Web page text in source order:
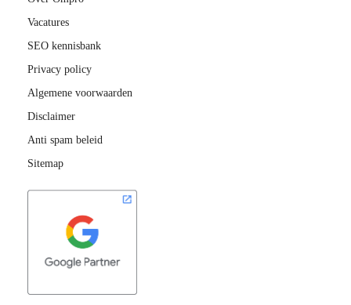
Vacatures
SEO kennisbank
Privacy policy
Algemene voorwaarden
Disclaimer
Anti spam beleid
Sitemap